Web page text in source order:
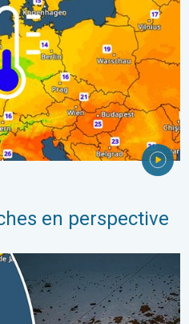
en perspective
latine. Neige dans les